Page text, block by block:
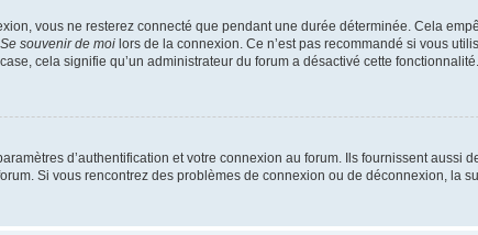
vous ne resterez connecté que pendant une durée déterminée. Cela
Se souvenir de moi lors de la connexion. Ce n’est pas recommandé si vous
cela signifie qu’un administrateur du forum a désactivé cette fonctionnalité.
d’authentification et votre connexion au forum. Ils fournissent aussi
Si vous rencontrez des problèmes de connexion ou de déconnexion, la